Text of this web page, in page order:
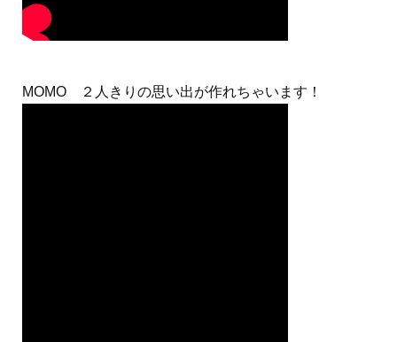
MOMO ２人きりの思い出が作れちゃいます！